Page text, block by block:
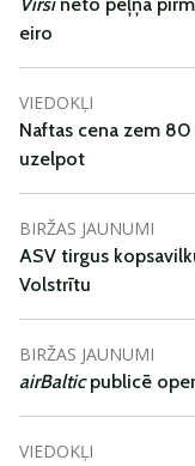
eiro
VIEDOKĻI
Naftas cena zem
uzelpot
BIRŽAS JAUNUMI
ASV tirgus
Volstrītu
BIRŽAS JAUNUMI
airBalticpublicē
VIEDOKĻI